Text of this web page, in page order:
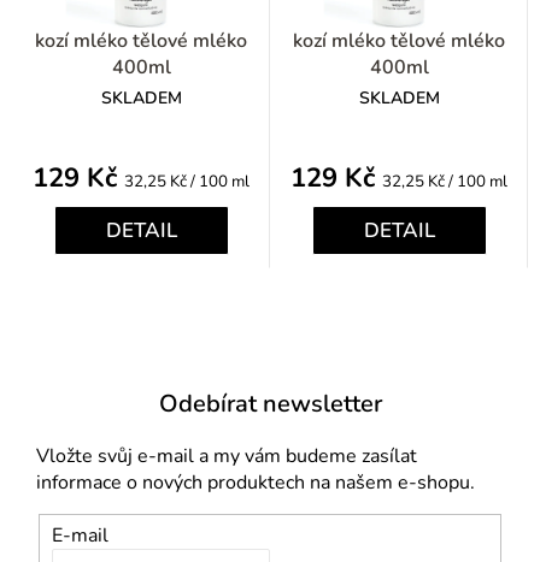
kozí mléko tělové mléko
400ml
SKLADEM
129 Kč Měrná
cena:
32,25 Kč / 100 ml
DETAIL
kozí mléko tělové mléko
400ml
SKLADEM
129 Kč Měrná
cena:
32,25 Kč / 100 ml
DETAIL
Odebírat newsletter
Vložte svůj e-mail a my vám budeme zasílat
informace o nových produktech na našem e-shopu.
E-mail